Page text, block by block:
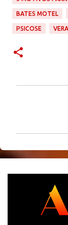
BATES MOTEL
PSICOSE
n
t